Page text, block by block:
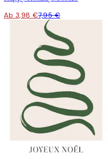
Ab 3,98 €7,95 €